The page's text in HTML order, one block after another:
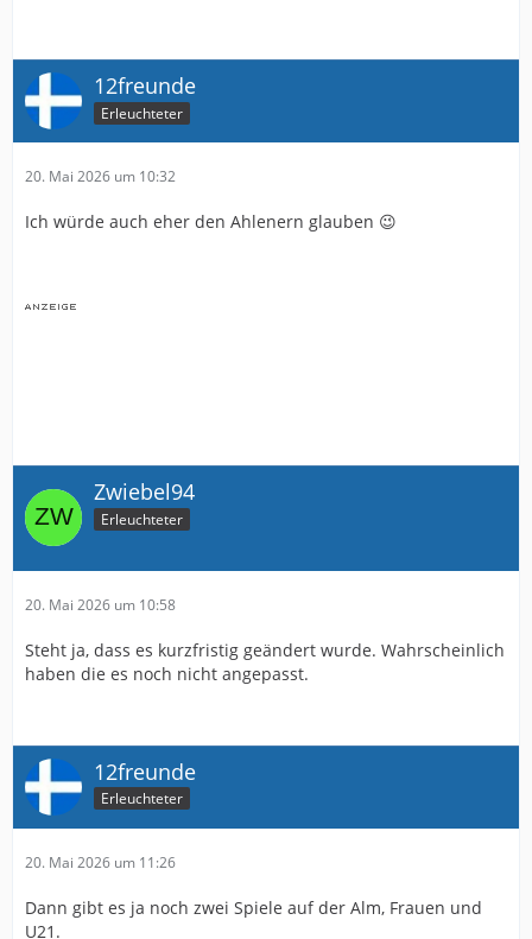
12freunde
Erleuchteter
20. Mai 2026 um 10:32
Ich würde auch eher den Ahlenern glauben 😉
Zwiebel94
Erleuchteter
20. Mai 2026 um 10:58
Steht ja, dass es kurzfristig geändert wurde. Wahrscheinlich
haben die es noch nicht angepasst.
12freunde
Erleuchteter
20. Mai 2026 um 11:26
Dann gibt es ja noch zwei Spiele auf der Alm, Frauen und
U21.